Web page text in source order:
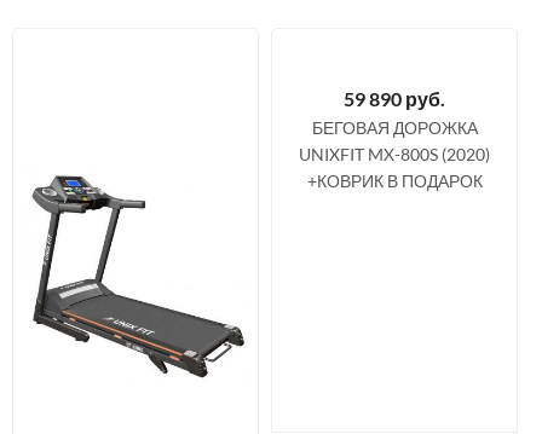
59 890 руб.
БЕГОВАЯ ДОРОЖКА
UNIXFIT MX-800S (2020)
+КОВРИК В ПОДАРОК